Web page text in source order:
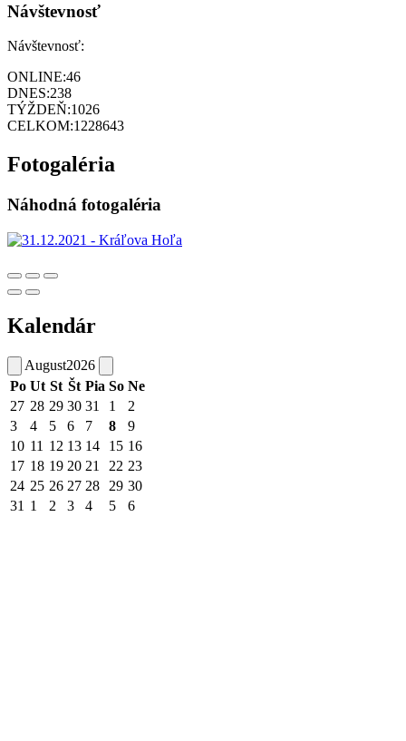
Návštevnosť
Návštevnosť:
ONLINE:46
DNES:238
TÝŽDEŇ:1026
CELKOM:1228643
Fotogaléria
Náhodná fotogaléria
Kalendár
August2026
Po Ut St Št Pia So Ne
27 28 29 30 31 1
2
3
4 5 6 7 8
9
10 11 12 13 14 15 16
17 18 19 20 21 22 23
24 25 26 27 28 29 30
31 1 2 3 4 5 6